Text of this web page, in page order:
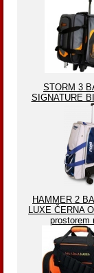
STORM 3
SIGNATURE
HAMMER 2
LUXE ČERNA
prostorem